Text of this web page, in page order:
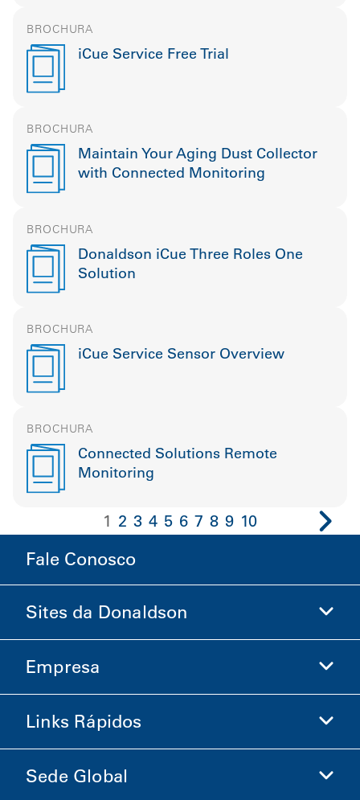
BROCHURA
iCue Service Free Trial
BROCHURA
Maintain Your Aging Dust Collector
with Connected Monitoring
BROCHURA
Donaldson iCue Three Roles One
Solution
BROCHURA
iCue Service Sensor Overview
BROCHURA
Connected Solutions Remote
Monitoring
1 2 3 4 5 6 7 8 9 10
Fale Conosco
Sites da Donaldson
Donaldson Life Sciences
Loja Donaldson
Empresa
Informações sobre a Empresa
Ética e Conformidade
Carreiras
Links Rápidos
Investidores
Sede Global